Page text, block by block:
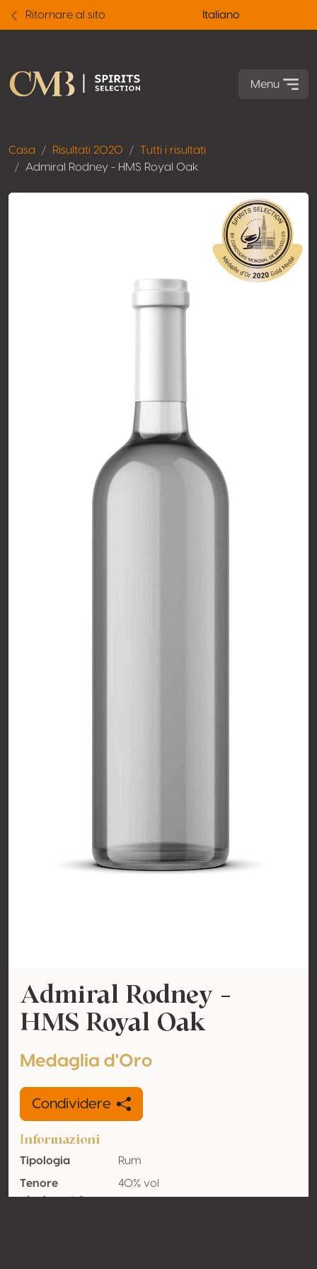
Ritornare al sito Italiano
Menu
Casa Risultati 2020
Tutti i risultati
Admiral Rodney - HMS Royal Oak
Admiral Rodney -
HMS Royal Oak
Medaglia d'Oro
Condividere
Informazioni
Tipologia
Rum
Tenore
alcolometrico
40% vol